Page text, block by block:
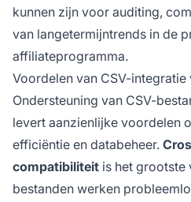
kunnen zijn voor auditing,
van langetermijntrends in de
affiliateprogramma.
Voordelen van CSV-
Ondersteuning van CSV-
levert aanzienlijke voordelen
efficiëntie en databeheer.
compatibiliteit is het
bestanden werken